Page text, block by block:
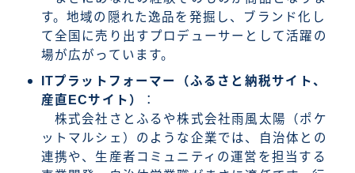
す。地域の隠れた逸品を発掘し、ブランド化し
て全国に売り出すプロデューサーとして活躍の
場が広がっています。
ITプラットフォーマー（ふるさと納税サイト、
産直ECサイト）
：
株式会社さとふるや株式会社雨風太陽（ポケ
ットマルシェ）のような企業では、自治体との
連携や、生産者コミュニティの運営を担当する